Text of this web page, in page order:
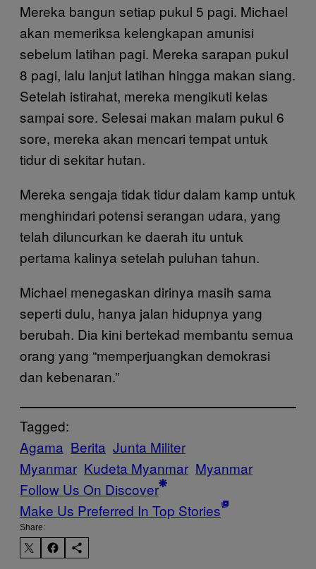
Mereka bangun setiap pukul 5 pagi. Michael
akan memeriksa kelengkapan amunisi
sebelum latihan pagi. Mereka sarapan pukul
8 pagi, lalu lanjut latihan hingga makan siang.
Setelah istirahat, mereka mengikuti kelas
sampai sore. Selesai makan malam pukul 6
sore, mereka akan mencari tempat untuk
tidur di sekitar hutan.
Mereka sengaja tidak tidur dalam kamp untuk
menghindari potensi serangan udara, yang
telah diluncurkan ke daerah itu untuk
pertama kalinya setelah puluhan tahun.
Michael menegaskan dirinya masih sama
seperti dulu, hanya jalan hidupnya yang
berubah. Dia kini bertekad membantu semua
orang yang “memperjuangkan demokrasi
dan kebenaran.”
Tagged:
Agama Berita Junta Militer
Myanmar Kudeta Myanmar Myanmar
Follow Us On Discover
Make Us Preferred In Top Stories
Share: